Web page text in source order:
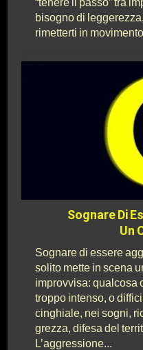
“tenere il passo” tra
bisogno di
rimetterti in
Sognare Di
Un
Sognare di essere
solito mette in scena
improvvisa: qualcosa
troppo intenso, o
cinghiale, nei sogni,
grezza, difesa del
L’aggressione...